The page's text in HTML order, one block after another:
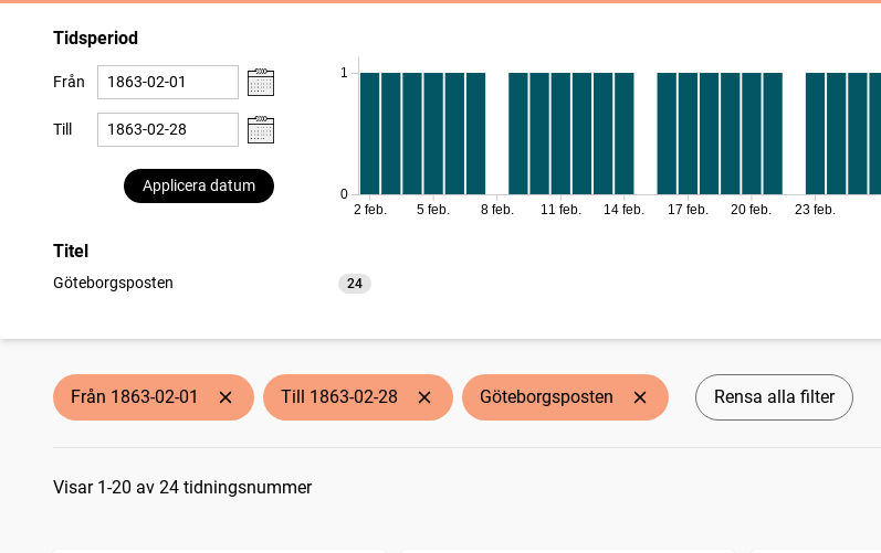
Tidsperiod
Från
Till
Applicera datum
0
1
2 feb. 5 feb. 8 feb. 11 feb. 14 feb. 17 feb. 20 feb. 23 feb.
Titel
Göteborgsposten 24
träffar
Från 1863-02-01 Till 1863-02-28 Göteborgsposten Rensa alla filter
Sökresultat
Visar 1-20 av 24 tidningsnummer